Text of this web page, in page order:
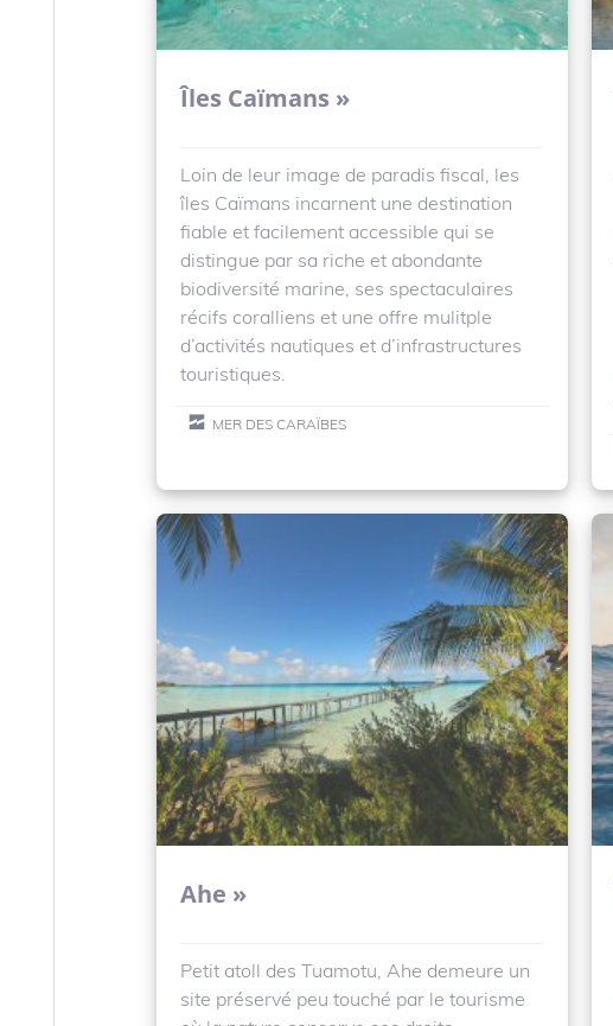
Îles Caïmans »
Loin de leur image de paradis fiscal, les
îles Caïmans incarnent une destination
fiable et facilement accessible qui se
distingue par sa riche et abondante
biodiversité marine, ses spectaculaires
récifs coralliens et une offre mulitple
d’activités nautiques et d’infrastructures
touristiques.
MER DES CARAÏBES
Ahe »
Petit atoll des Tuamotu, Ahe demeure un
site préservé peu touché par le tourisme